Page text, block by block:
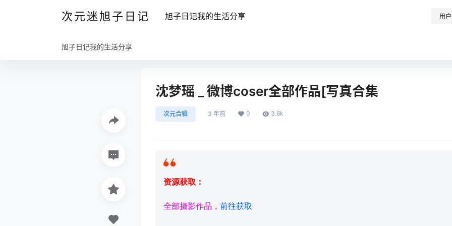
次元迷旭子日记 旭子日记我的生活分享 用户
旭子日记我的生活分享
沈梦瑶 _ 微博coser全部作品[写真合集
次元合辑 3 年前 0 3.6k
资源获取：
全部摄影作品， 前往获取